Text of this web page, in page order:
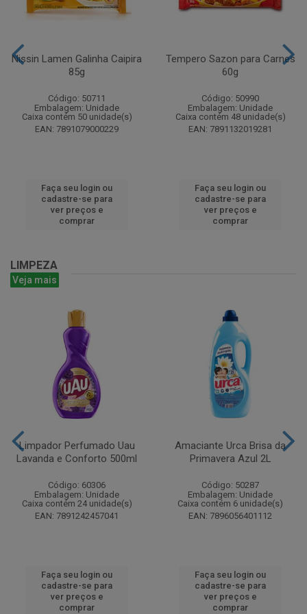
Nissin Lamen Galinha Caipira
85g
Código: 50711
Embalagem: Unidade
Caixa contém 50 unidade(s)
EAN: 7891079000229
Faça seu login ou
cadastre-se para
ver preços e
comprar
Tempero Sazon para Carnes
60g
Código: 50990
Embalagem: Unidade
Caixa contém 48 unidade(s)
EAN: 7891132019281
Faça seu login ou
cadastre-se para
ver preços e
comprar
LIMPEZA
Veja mais
Limpador Perfumado Uau
Lavanda e Conforto 500ml
Código: 60306
Embalagem: Unidade
Caixa contém 24 unidade(s)
EAN: 7891242457041
Faça seu login ou
cadastre-se para
ver preços e
comprar
Amaciante Urca Brisa da
Primavera Azul 2L
Código: 50287
Embalagem: Unidade
Caixa contém 6 unidade(s)
EAN: 7896056401112
Faça seu login ou
cadastre-se para
ver preços e
comprar